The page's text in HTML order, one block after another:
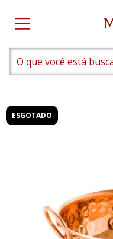
ESGOTADO